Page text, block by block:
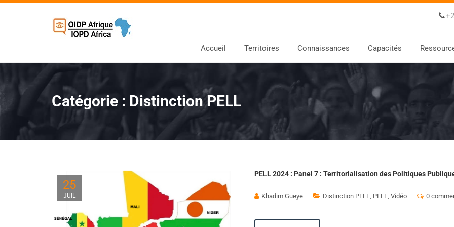
Accueil Territoires Connaissances Capacités
Catégorie : Distinction PELL
25
JUIL
PELL 2024 : Panel 7 : Territorialisation des Politiques
Khadim Gueye Distinction PELL, PELL, Vidéo 0